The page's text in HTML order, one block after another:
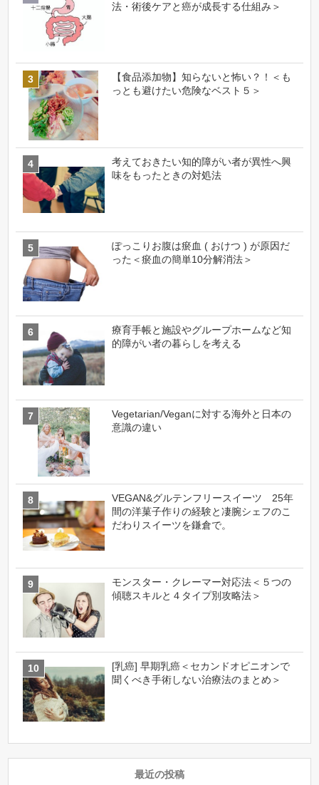
法・術後ケアと癌が成長する仕組み＞
【食品添加物】知らないと怖い？！＜も
っとも避けたい危険なベスト５＞
考えておきたい知的障がい者が異性へ興
味をもったときの対処法
ぽっこりお腹は瘀血 ( おけつ ) が原因だ
った＜瘀血の簡単10分解消法＞
療育手帳と施設やグループホームなど知
的障がい者の暮らしを考える
Vegetarian/Veganに対する海外と日本の
意識の違い
VEGAN&グルテンフリースイーツ 25年
間の洋菓子作りの経験と凄腕シェフのこ
だわりスイーツを鎌倉で。
モンスター・クレーマー対応法＜５つの
傾聴スキルと４タイプ別攻略法＞
[乳癌] 早期乳癌＜セカンドオピニオンで
聞くべき手術しない治療法のまとめ＞
最近の投稿